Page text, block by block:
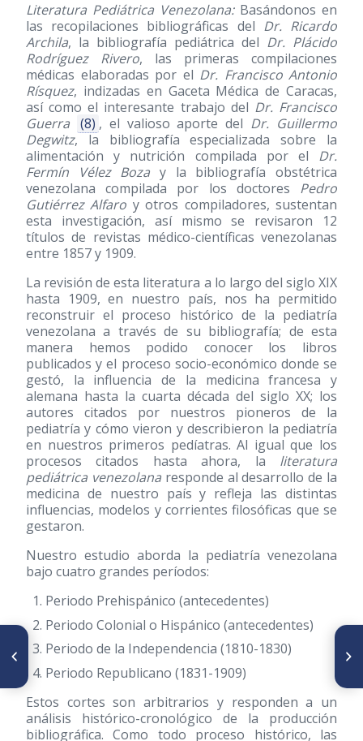
Literatura Pediátrica Venezolana:Basándonos en
las recopilaciones bibliográficas del Dr. Ricardo
Archila, la bibliografía pediátrica del Dr. Plácido
Rodríguez Rivero, las primeras compilaciones
médicas elaboradas por el Dr. Francisco Antonio
Rísquez, indizadas en Gaceta Médica de Caracas,
así como el interesante trabajo del Dr. Francisco
Guerra (8) , el valioso aporte del Dr. Guillermo
Degwitz, la bibliografía especializada sobre la
alimentación y nutrición compilada por el Dr.
Fermín Vélez Boza y la bibliografía obstétrica
venezolana compilada por los doctores Pedro
Gutiérrez Alfaro y otros compiladores, sustentan
esta investigación, así mismo se revisaron 12
títulos de revistas médico-científicas venezolanas
entre 1857 y 1909.
La revisión de esta literatura a lo largo del siglo XIX
hasta 1909, en nuestro país, nos ha permitido
reconstruir el proceso histórico de la pediatría
venezolana a través de su bibliografía; de esta
manera hemos podido conocer los libros
publicados y el proceso socio-económico donde se
gestó, la influencia de la medicina francesa y
alemana hasta la cuarta década del siglo XX; los
autores citados por nuestros pioneros de la
pediatría y cómo vieron y describieron la pediatría
en nuestros primeros pedíatras. Al igual que los
procesos citados hasta ahora, la literatura
pediátrica venezolanaresponde al desarrollo de la
medicina de nuestro país y refleja las distintas
influencias, modelos y corrientes filosóficas que se
gestaron.
Nuestro estudio aborda la pediatría venezolana
bajo cuatro grandes períodos:
Periodo Prehispánico (antecedentes)
Periodo Colonial o Hispánico (antecedentes)
Periodo de la Independencia (1810-1830)
Periodo Republicano (1831-1909)
Estos cortes son arbitrarios y responden a un
análisis histórico-cronológico de la producción
bibliográfica. Como todo proceso histórico, las
ARTÍCULO ANTERIOR
Ed Leedskalnin y El Castillo de
Coral
SIGUIENTE ARTÍCULO
Tuberculosis: su presencia en
el mundo de las Bellas Artes